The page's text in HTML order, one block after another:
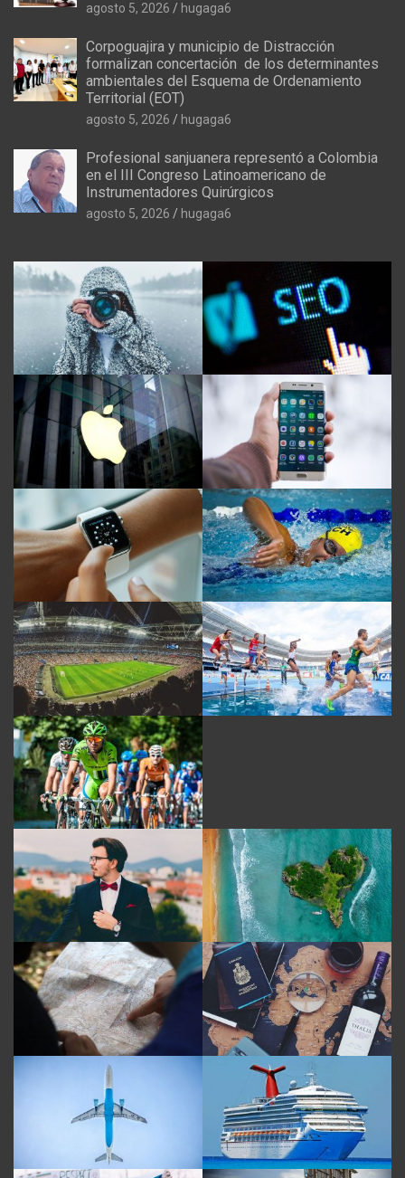
agosto 5, 2026 hugaga6
Corpoguajira y municipio de Distracción
formalizan concertación de los determinantes
ambientales del Esquema de Ordenamiento
Territorial (EOT)
agosto 5, 2026 hugaga6
Profesional sanjuanera representó a Colombia
en el III Congreso Latinoamericano de
Instrumentadores Quirúrgicos
agosto 5, 2026 hugaga6